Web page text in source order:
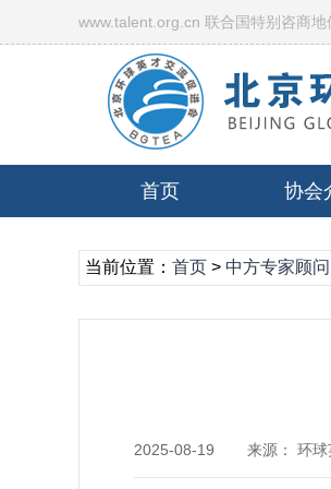
www.talent.org.cn 联合国特别咨商地
首页 协会
当前位置： 首页 > 中方专家顾问
2025-08-19 来源： 环